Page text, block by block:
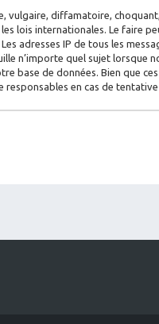
vulgaire, diffamatoire,
lois internationales. Le
adresses IP de tous les
n’importe quel sujet lorsque
base de données. Bien que
en cas de